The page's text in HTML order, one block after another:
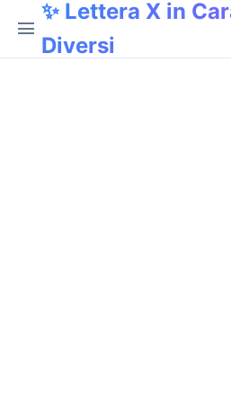
menu
✨ Lettera X in
Diversi